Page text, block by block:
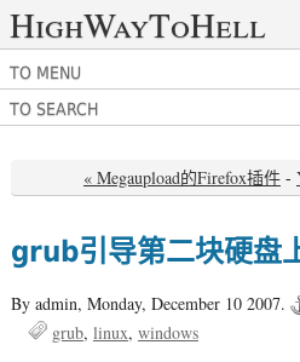
HighWayToHell
TO MENU
TO SEARCH
« Megaupload的Firefox插件 -
grub引导第二块硬盘
By admin, Monday, December 10 2007.
grub linux windows